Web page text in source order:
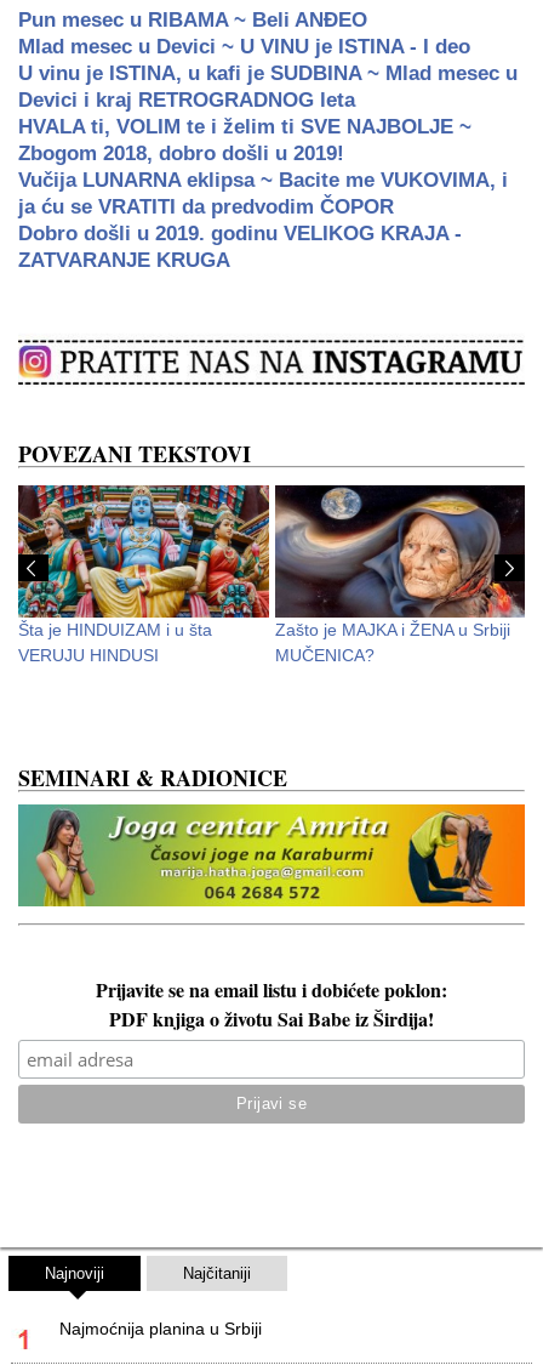
Pun mesec u RIBAMA ~ Beli ANĐEO
Mlad mesec u Devici ~ U VINU je ISTINA - I deo
U vinu je ISTINA, u kafi je SUDBINA ~ Mlad mesec u
Devici i kraj RETROGRADNOG leta
HVALA ti, VOLIM te i želim ti SVE NAJBOLJE ~
Zbogom 2018, dobro došli u 2019!
Vučija LUNARNA eklipsa ~ Bacite me VUKOVIMA, i
ja ću se VRATITI da predvodim ČOPOR
Dobro došli u 2019. godinu VELIKOG KRAJA -
ZATVARANJE KRUGA
POVEZANI TEKSTOVI
Šta je HINDUIZAM i u šta
VERUJU HINDUSI
Zašto je MAJKA i ŽENA u Srbiji
MUČENICA?
SEMINARI & RADIONICE
Prijavite se na email listu i dobićete poklon:
PDF knjiga o životu Sai Babe iz Širdija!
Najnoviji Najčitaniji
Najmoćnija planina u Srbiji